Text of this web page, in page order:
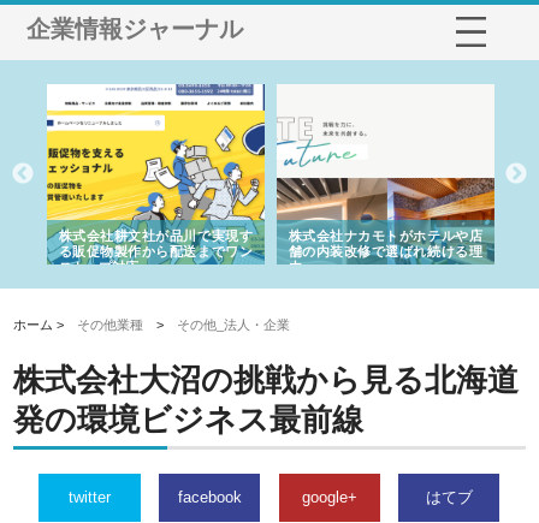
企業情報ジャーナル
株式会社耕文社が品川で実現す
る販促物製作から配送までワン
ストップ対応
株式会社ナカモトがホテルや店
舗の内装改修で選ばれ続ける理
由
ホーム > その他業種 > その他_法人・企業
株式会社大沼の挑戦から見る北海道
発の環境ビジネス最前線
twitter facebook google+ はてブ